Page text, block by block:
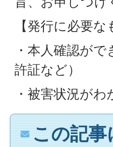
【発行に必要な
・本人確認が
許証など）
・被害状況がわ
この記